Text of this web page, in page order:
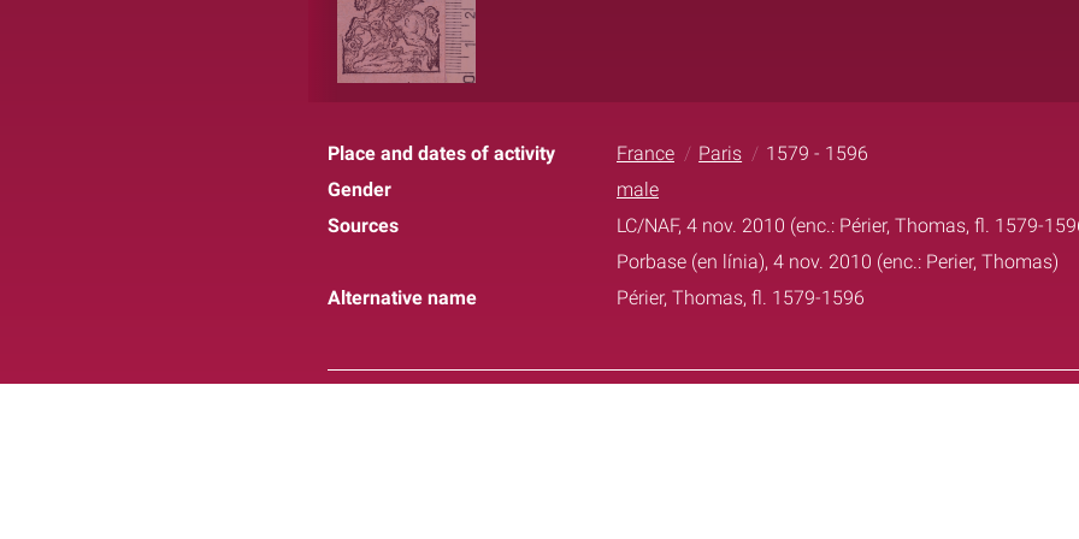
Place and dates of activity France Paris
1579 - 1596
Gender
male
Sources
LC/NAF, 4 nov. 2010 (enc.: Périer, Thomas, fl. 1579-
Porbase (en línia), 4 nov. 2010 (enc.: Perier, Thomas)
Alternative name
Périer, Thomas, fl. 1579-1596